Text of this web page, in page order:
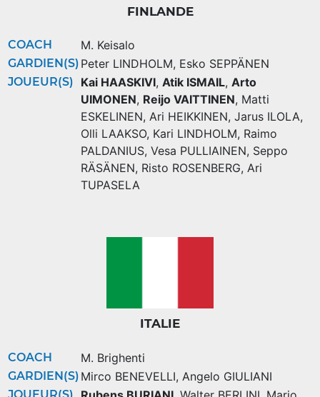
FINLANDE
COACH M. Keisalo
GARDIEN(S) Peter LINDHOLM, Esko SEPPÄNEN
JOUEUR(S) Kai HAASKIVI, Atik ISMAIL, Arto
UIMONEN, Reijo VAITTINEN, Matti
ESKELINEN, Ari HEIKKINEN, Jarus ILOLA,
Olli LAAKSO, Kari LINDHOLM, Raimo
PALDANIUS, Vesa PULLIAINEN, Seppo
RÄSÄNEN, Risto ROSENBERG, Ari
TUPASELA
ITALIE
COACH M. Brighenti
GARDIEN(S) Mirco BENEVELLI, Angelo GIULIANI
JOUEUR(S)